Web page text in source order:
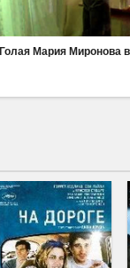
Голая Мария Миронова